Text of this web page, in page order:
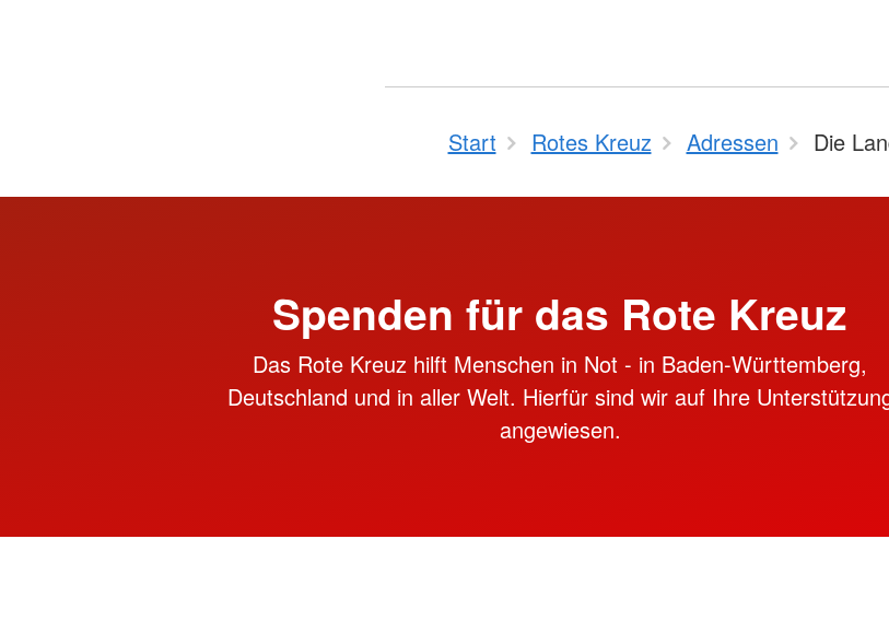
Start Rotes Kreuz Adressen Die
Spenden für das Rote Kreuz
Das Rote Kreuz hilft Menschen in Not - in Baden-Württemberg,
Deutschland und in aller Welt. Hierfür sind wir auf Ihre
angewiesen.